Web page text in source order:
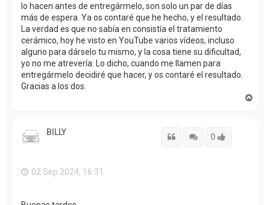
lo hacen antes de entregármelo, son solo un par de días
más de espera. Ya os contaré que he hecho, y el resultado.
La verdad es que no sabía en consistía el tratamiento
cerámico, hoy he visto en YouTube varios vídeos, incluso
alguno para dárselo tu mismo, y la cosa tiene su dificultad,
yo no me atrevería. Lo dicho, cuando me llamen para
entregármelo decidiré que hacer, y os contaré el resultado.
Gracias a los dos.
BILLY Citar 0
Citar
02 Sep 2024, 16:31